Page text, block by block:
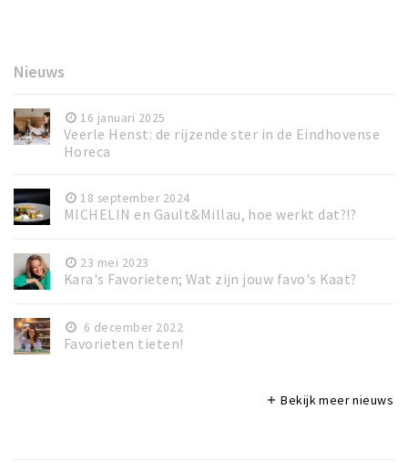
Nieuws
16 januari 2025
Veerle Henst: de rijzende ster in de Eindhovense
Horeca
18 september 2024
MICHELIN en Gault&Millau, hoe werkt dat?!?
23 mei 2023
Kara's Favorieten; Wat zijn jouw favo's Kaat?
6 december 2022
Favorieten tieten!
add Bekijk meer nieuws